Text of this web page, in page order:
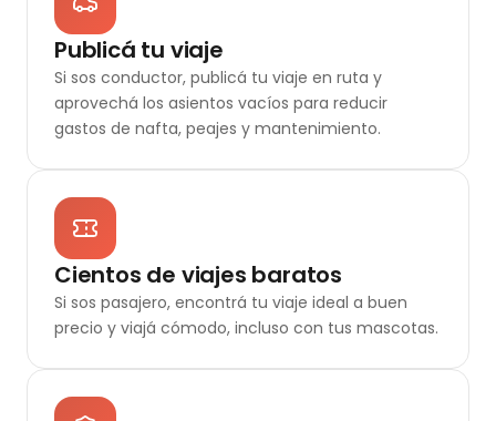
Publicá tu viaje
Si sos conductor, publicá tu viaje en ruta y
aprovechá los asientos vacíos para reducir
gastos de nafta, peajes y mantenimiento.
Cientos de viajes baratos
Si sos pasajero, encontrá tu viaje ideal a buen
precio y viajá cómodo, incluso con tus mascotas.